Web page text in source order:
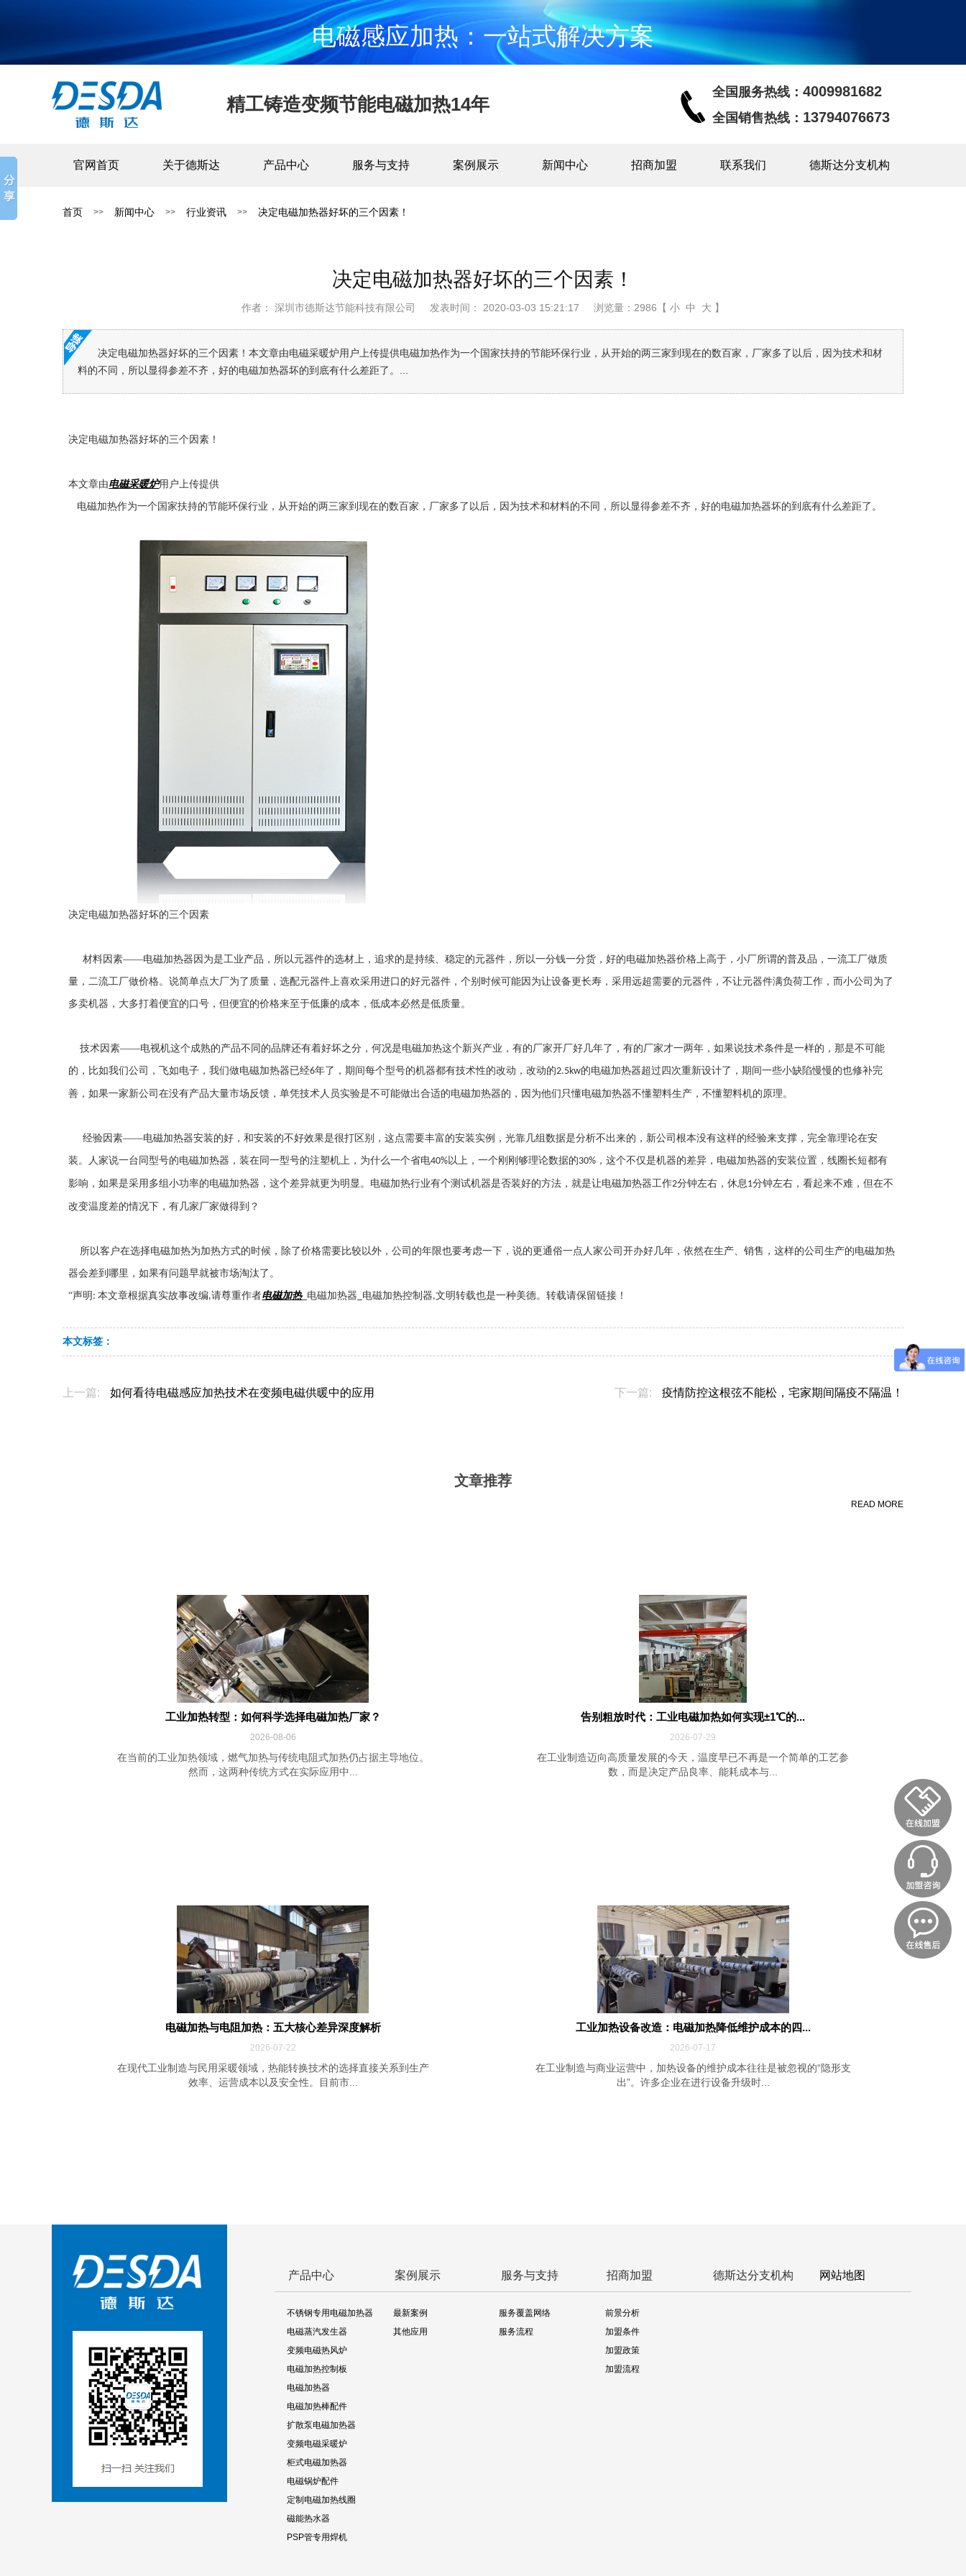
电磁感应加热：一站式解决方案
精工铸造变频节能电磁加热14年
全国服务热线： 4009981682
全国销售热线： 13794076673
官网首页 关于德斯达 产品中心 服务与支持 案例展示 新闻中心 招商加盟 联系我们 德斯达分支机构
首页 >> 新闻中心 >> 行业资讯 >> 决定电磁加热器好坏的三个因素！
决定电磁加热器好坏的三个因素！
作者： 深圳市德斯达节能科技有限公司 发表时间： 2020-03-03 15:21:17 浏览量：2986【 小 中 大 】
决定电磁加热器好坏的三个因素！本文章由电磁采暖炉用户上传提供电磁加热作为一个国家扶持的节能环保行业，从开始的两三家到现在的数百家，厂家多了以后，因为技术和材
料的不同，所以显得参差不齐，好的电磁加热器坏的到底有什么差距了。...
决定电磁加热器好坏的三个因素！
本文章由电磁采暖炉用户上传提供
电磁加热作为一个国家扶持的节能环保行业，从开始的两三家到现在的数百家，厂家多了以后，因为技术和材料的不同，所以显得参差不齐，好的电磁加热器坏的到底有什么差距了。
决定电磁加热器好坏的三个因素
材料因素——电磁加热器因为是工业产品，所以元器件的选材上，追求的是持续、稳定的元器件，所以一分钱一分货，好的电磁加热器价格上高于，小厂所谓的普及品，一流工厂做质
量，二流工厂做价格。说简单点大厂为了质量，选配元器件上喜欢采用进口的好元器件，个别时候可能因为让设备更长寿，采用远超需要的元器件，不让元器件满负荷工作，而小公司为了
多卖机器，大多打着便宜的口号，但便宜的价格来至于低廉的成本，低成本必然是低质量。
技术因素——电视机这个成熟的产品不同的品牌还有着好坏之分，何况是电磁加热这个新兴产业，有的厂家开厂好几年了，有的厂家才一两年，如果说技术条件是一样的，那是不可能
的，比如我们公司，飞如电子，我们做电磁加热器已经6年了，期间每个型号的机器都有技术性的改动，改动的2.5kw的电磁加热器超过四次重新设计了，期间一些小缺陷慢慢的也修补完
善，如果一家新公司在没有产品大量市场反馈，单凭技术人员实验是不可能做出合适的电磁加热器的，因为他们只懂电磁加热器不懂塑料生产，不懂塑料机的原理。
经验因素——电磁加热器安装的好，和安装的不好效果是很打区别，这点需要丰富的安装实例，光靠几组数据是分析不出来的，新公司根本没有这样的经验来支撑，完全靠理论在安
装。人家说一台同型号的电磁加热器，装在同一型号的注塑机上，为什么一个省电40%以上，一个刚刚够理论数据的30% ，这个不仅是机器的差异，电磁加热器的安装位置，线圈长短都有
影响，如果是采用多组小功率的电磁加热器，这个差异就更为明显。电磁加热行业有个测试机器是否装好的方法，就是让电磁加热器工作2分钟左右，休息1分钟左右，看起来不难，但在不
改变温度差的情况下，有几家厂家做得到？
所以客户在选择电磁加热为加热方式的时候，除了价格需要比较以外，公司的年限也要考虑一下，说的更通俗一点人家公司开办好几年，依然在生产、销售，这样的公司生产的电磁加热
器会差到哪里，如果有问题早就被市场淘汰了。
“声明 :本文章根据真实故事改编,请尊重作者电磁加热_ 电磁加热器 电磁加热控制器,文明转载也是一种美德。转载请保留链接！
本文标签：
上一篇: 如何看待电磁感应加热技术在变频电磁供暖中的应用 下一篇: 疫情防控这根弦不能松，宅家期间隔疫不隔温！
文章推荐
READ MORE
工业加热转型：如何科学选择电磁加热厂家？
2026-08-06
在当前的工业加热领域，燃气加热与传统电阻式加热仍占据主导地位。
然而，这两种传统方式在实际应用中...
告别粗放时代：工业电磁加热如何实现±1℃的...
2026-07-29
在工业制造迈向高质量发展的今天，温度早已不再是一个简单的工艺参
数，而是决定产品良率、能耗成本与...
电磁加热与电阻加热：五大核心差异深度解析
2026-07-22
在现代工业制造与民用采暖领域，热能转换技术的选择直接关系到生产
效率、运营成本以及安全性。目前市...
工业加热设备改造：电磁加热降低维护成本的四...
2026-07-17
在工业制造与商业运营中，加热设备的维护成本往往是被忽视的“隐形支
出”。许多企业在进行设备升级时...
产品中心
不锈钢专用电磁加热器
电磁蒸汽发生器
变频电磁热风炉
电磁加热控制板
电磁加热器
电磁加热棒配件
扩散泵电磁加热器
变频电磁采暖炉
柜式电磁加热器
电磁锅炉配件
定制电磁加热线圈
磁能热水器
PSP管专用焊机
案例展示
最新案例
其他应用
服务与支持
服务覆盖网络
服务流程
招商加盟
前景分析
加盟条件
加盟政策
加盟流程
德斯达分支机构 网站地图